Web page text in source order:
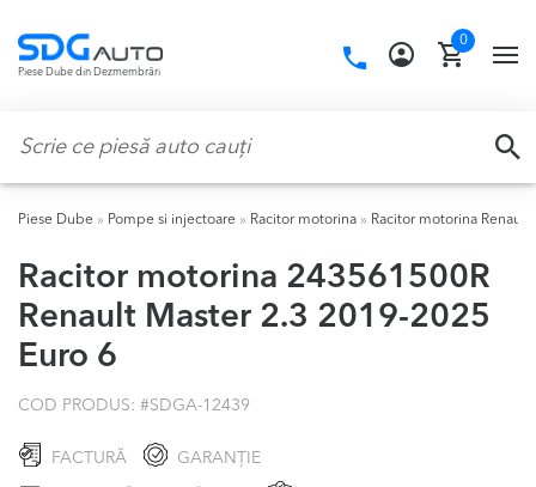
navigation
content
Piese Dube din Dezmembrări
Call
0
Piese Dube » Pompe si injectoare » Racitor motorina » Racitor motorina Renault
Racitor motorina 243561500R
Renault Master 2.3 2019-2025
Euro 6
COD PRODUS: #SDGA-12439
FACTURĂ GARANȚIE